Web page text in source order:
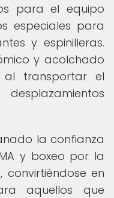
para el equipo
especiales para
y espinilleras.
y acolchado
al transportar el
la confianza
y boxeo por la
en
aquellos que